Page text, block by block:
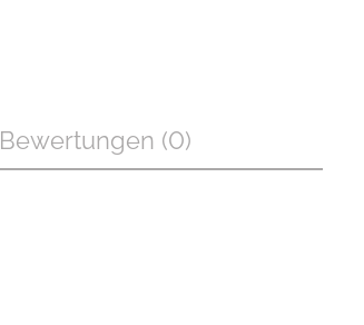
Bewertungen (0)